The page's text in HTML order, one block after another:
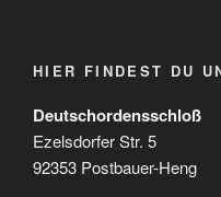
HIER FINDEST DU
Deutschordensschloß
Ezelsdorfer Str. 5
92353 Postbauer-Heng